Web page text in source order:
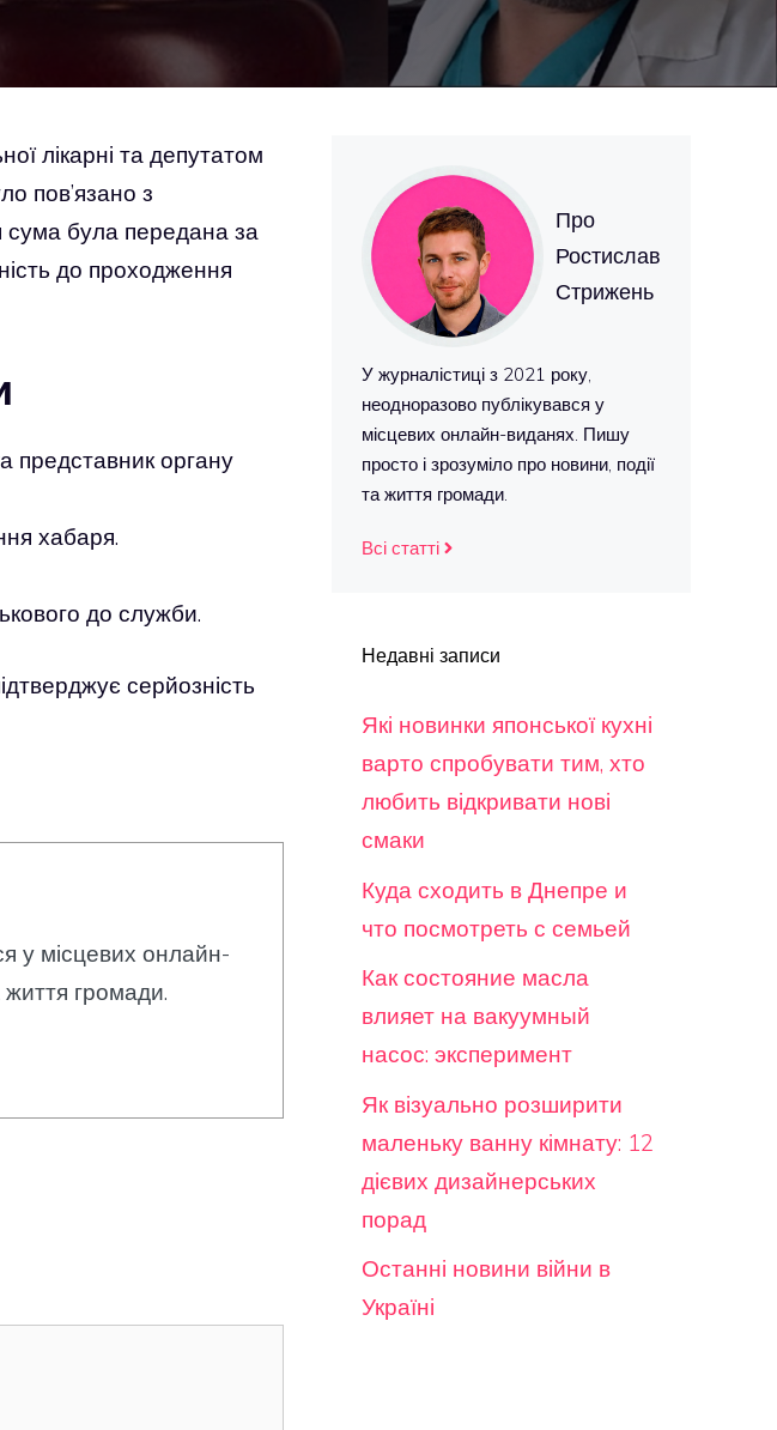
лікарні та депутатом
пов’язано з
сума була передана за
до проходження
представник органу
хабаря.
до служби.
серйозність
у місцевих онлайн-
життя громади.
Про
Ростислав
Стрижень
У журналістиці з 2021 року,
неодноразово публікувався у
місцевих онлайн-виданях. Пишу
просто і зрозуміло про новини, події
та життя громади.
Всі статті
Недавні записи
Які новинки японської кухні
варто спробувати тим, хто
любить відкривати нові
смаки
Куда сходить в Днепре и
что посмотреть с семьей
Как состояние масла
влияет на вакуумный
насос: эксперимент
Як візуально розширити
маленьку ванну кімнату: 12
дієвих дизайнерських
порад
Останні новини війни в
Україні